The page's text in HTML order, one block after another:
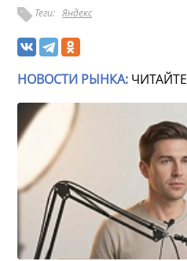
Теги: Яндекс
НОВОСТИ РЫНКА: